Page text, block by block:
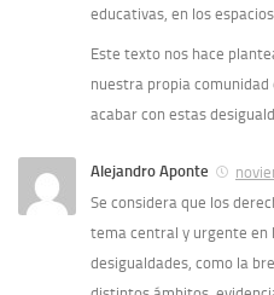
educativas, en los
Este texto nos hace
nuestra propia comunidad
acabar con estas
Alejandro Aponte
Se considera que los
tema central y urgente en
desigualdades, como la